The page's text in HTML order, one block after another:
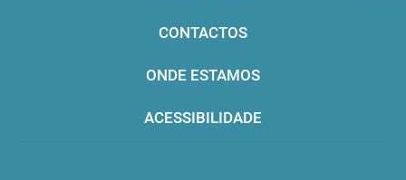
CONTACTOS
ONDE ESTAMOS
ACESSIBILIDADE